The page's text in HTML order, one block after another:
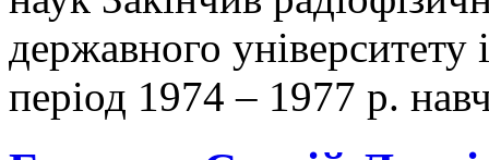
державного
період 1974 – 1977 р.